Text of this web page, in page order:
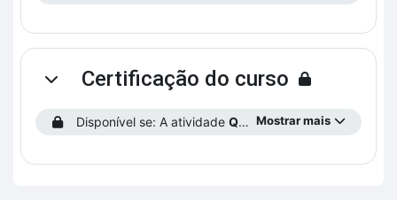
ContrairCertificação do curso
Mostrar mais
Disponível se: A atividade Questionário 6 está